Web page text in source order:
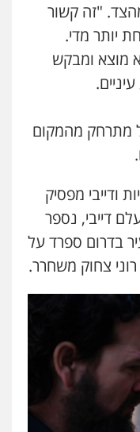
"זה קשור
יותר מדי.
מוצא ומבקש
מתרחק מהמקום
ודייבי מפסיק
דייבי, נספר
בדרום ספרד על
צחוק משחרר.